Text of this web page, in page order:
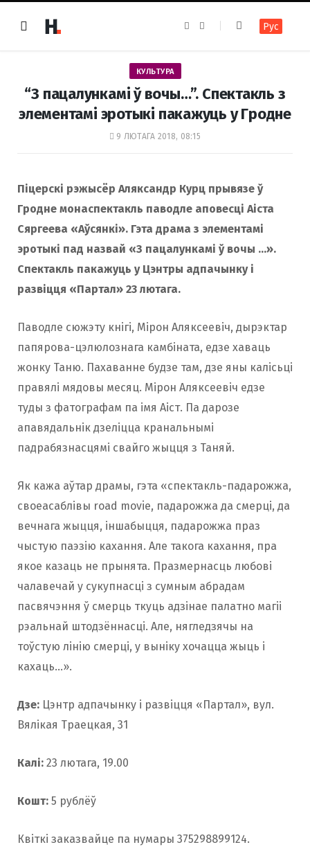
e
k
t
a
m
Рус
КУЛЬТУРА
“З пацалункамі ў вочы…”. Спектакль з
элементамі эротыкі пакажуць у Гродне
9 ЛЮТАГА 2018, 08:15
Піцерскі рэжысёр Аляксандр Курц прывязе ў
Гродне монаспектакль паводле аповесці Аіста
Сяргеева «Аўсянкі». Гэта драма з элементамі
эротыкі пад назвай «З пацалункамі ў вочы …».
Спектакль пакажуць у Цэнтры адпачынку і
развіцця «Партал» 23 лютага.
Паводле сюжэту кнігі, Мірон Аляксеевіч, дырэктар
папярова-цэлюлознага камбіната, едзе хаваць
жонку Таню. Пахаванне будзе там, дзе яны калісьці
правялі мядовы месяц. Мірон Аляксеевіч едзе
туды з фатографам па імя Аіст. Па дарозе
апавядальнік дзеліцца кранальнымі
падрабязнасцямі свайго жыцця з Таняй.
Як кажа аўтар драмы, гэта «спектакль-падарожжа,
своеасаблівы road movie, падарожжа да смерці, да
вечнага жыцця, іншабыцця, падарожжа праз
чыстую паэзію кахання. Але такога кахання, пра
якое казаць не прынята. Празмернасць любові
чалавечай у сукупнасці з сумным абрадам
пасвячэння ў смерць ткуць адзінае палатно магіі
рэальнай штодзённасці. Але, нягледзячы на ​​
тоўстую лінію смерці, у выніку хочацца жыць і
кахаць…».
Дзе: Цэнтр адпачынку і развіцця «Партал», вул.
Вялікая Траецкая, 31
Калі: 23 лютага, 19.00
Кошт: 5 рублёў
Квіткі заказвайце па нумары 375298899124.